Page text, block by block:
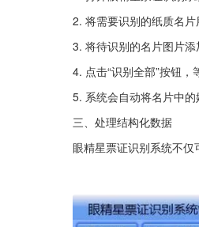
2. 将需要识别的纸质名片
3. 将待识别的名片图片
4. 点击“识别全部”按钮，
5. 系统会自动将名片中的
三、处理结构化数据
眼精星票证识别系统不仅